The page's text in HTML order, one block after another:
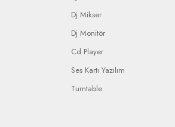
Dj Mikser
Dj Monitör
Cd Player
Ses Kartı Yazılım
Turntable